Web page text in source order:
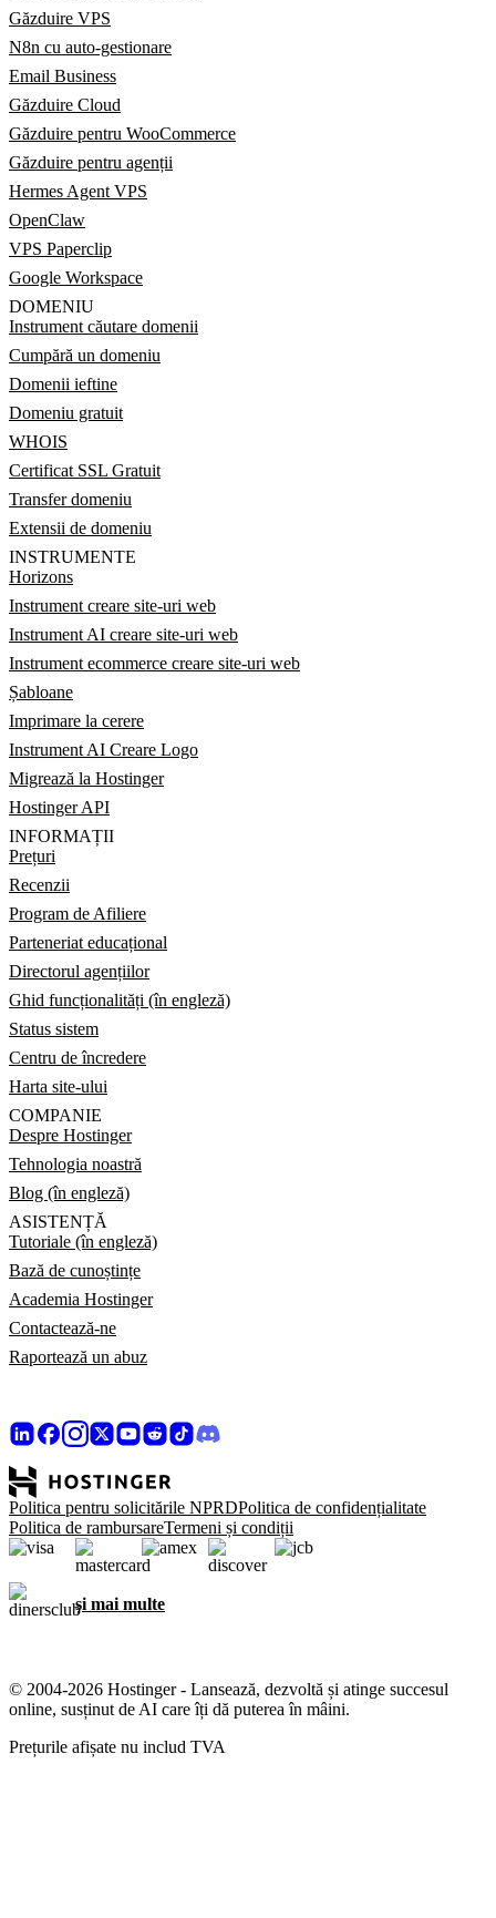
Găzduire VPS
N8n cu auto-gestionare
Email Business
Găzduire Cloud
Găzduire pentru WooCommerce
Găzduire pentru agenții
Hermes Agent VPS
OpenClaw
VPS Paperclip
Google Workspace
DOMENIU
Instrument căutare domenii
Cumpără un domeniu
Domenii ieftine
Domeniu gratuit
WHOIS
Certificat SSL Gratuit
Transfer domeniu
Extensii de domeniu
INSTRUMENTE
Horizons
Instrument creare site-uri web
Instrument AI creare site-uri web
Instrument ecommerce creare site-uri web
Șabloane
Imprimare la cerere
Instrument AI Creare Logo
Migrează la Hostinger
Hostinger API
INFORMAȚII
Prețuri
Recenzii
Program de Afiliere
Parteneriat educațional
Directorul agențiilor
Ghid funcționalități (în engleză)
Status sistem
Centru de încredere
Harta site-ului
COMPANIE
Despre Hostinger
Tehnologia noastră
Blog (în engleză)
ASISTENȚĂ
Tutoriale (în engleză)
Bază de cunoștințe
Academia Hostinger
Contactează-ne
Raportează un abuz
Politica pentru solicitările NPRDPolitica de confidențialitate
Politica de rambursareTermeni și condiții
și mai multe
© 2004-2026 Hostinger - Lansează, dezvoltă și atinge succesul
online, susținut de AI care îți dă puterea în mâini.
Prețurile afișate nu includ TVA